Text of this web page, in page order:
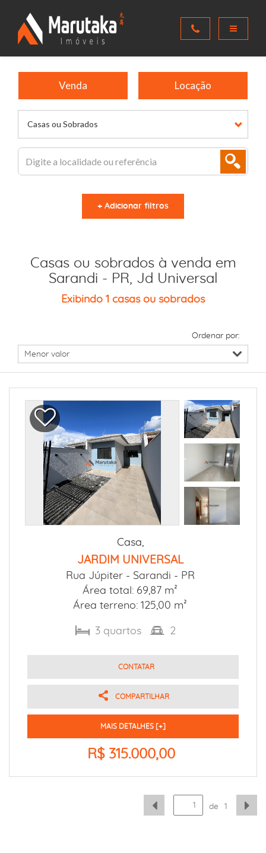
Casas ou Sobrados
Venda Locação
+ Adicionar filtros
Casas ou sobrados à venda em
Sarandi - PR, Jd Universal
Exibindo 1 casas ou sobrados
Ordenar por:
Casa,
JARDIM UNIVERSAL
Rua Júpiter - Sarandi - PR
Área total: 69,87 m²
Área terreno: 125,00 m²
3 quartos 2
CONTATAR
COMPARTILHAR
MAIS DETALHES [+]
R$ 315.000,00
de 1